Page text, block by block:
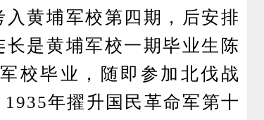
黄埔军校第四期，后安排
是黄埔军校一期毕业生陈
校毕业，随即参加北伐战
年擢升国民革命军第十